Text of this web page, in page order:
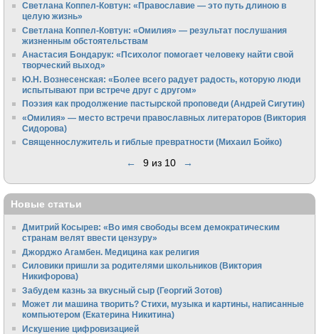
Светлана Коппел-Ковтун: «Православие — это путь длиною в
целую жизнь»
Светлана Коппел-Ковтун: «Омилия» — результат послушания
жизненным обстоятельствам
Анастасия Бондарук: «Психолог помогает человеку найти свой
творческий выход»
Ю.Н. Вознесенская: «Более всего радует радость, которую люди
испытывают при встрече друг с другом»
Поэзия как продолжение пастырской проповеди (Андрей Сигутин)
«Омилия» — место встречи православных литераторов (Виктория
Сидорова)
Священнослужитель и гиблые превратности (Михаил Бойко)
← 9 из 10 →
Новые статьи
Дмитрий Косырев: «Во имя свободы всем демократическим
странам велят ввести цензуру»
Джорджо Агамбен. Медицина как религия
Силовики пришли за родителями школьников (Виктория
Никифорова)
Забудем казнь за вкусный сыр (Георгий Зотов)
Может ли машина творить? Стихи, музыка и картины, написанные
компьютером (Екатерина Никитина)
Искушение цифровизацией